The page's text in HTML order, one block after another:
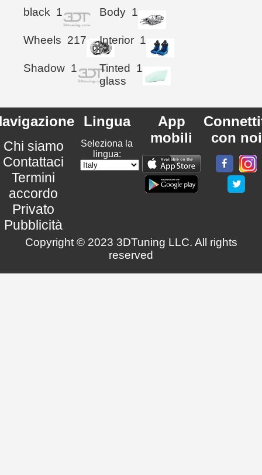
black 1 Body 1
Wheels 217 Interior 1
Shadow 1
Tinted
glass
1
Chi siamo
Contattaci
Termini
accordo
Privato
Pubblicità
Lingua
Seleziona la
lingua:
App
mobili
con noi
Copyright © 2023 3DTuning LLC. All rights
reserved